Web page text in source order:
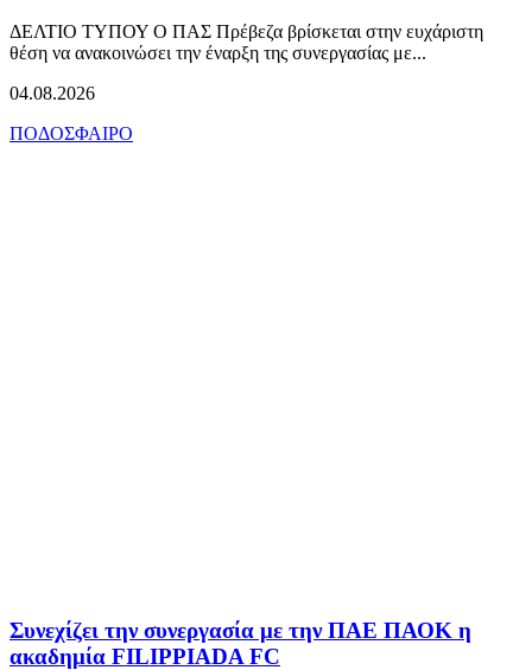
ΔΕΛΤΙΟ ΤΥΠΟΥ Ο ΠΑΣ Πρέβεζα βρίσκεται στην ευχάριστη
θέση να ανακοινώσει την έναρξη της συνεργασίας με...
04.08.2026
ΠΟΔΟΣΦΑΙΡΟ
Συνεχίζει την συνεργασία με την ΠΑΕ ΠΑΟΚ η
ακαδημία FILIPPIADA FC